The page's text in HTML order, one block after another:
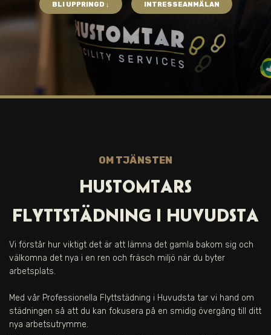
BLI UPPRINGD ↓ INTRESSEANMÄLAN
OM TJÄNSTEN
HUSTOMTARS
FLYTTSTÄDNING I HUVUDSTA
Vi förstår hur viktigt det är att lämna det gamla bakom sig och
välkomna det nya i en ren och fräsch miljö när du byter
arbetsplats.
Med vår Professionella Flyttstädning i Huvudsta tar vi hand om
städningen så att du kan fokusera på en smidig övergång till ditt
nya arbetsutrymme.